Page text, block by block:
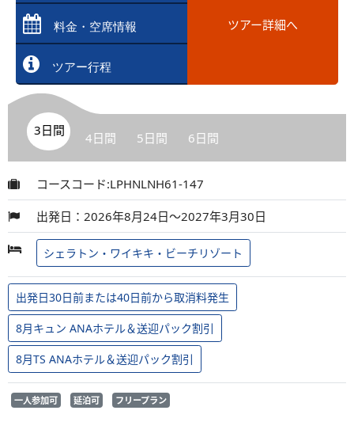
料金・空席情報
ツアー行程
ツアー詳細へ
3日間 4日間 5日間 6日間
コースコード:LPHNLNH61-147
出発日：2026年8月24日～2027年3月30日
シェラトン・ワイキキ・ビーチリゾート
出発日30日前または40日前から取消料発生
8月キュン ANAホテル＆送迎パック割引
8月TS ANAホテル＆送迎パック割引
一人参加可 延泊可 フリープラン